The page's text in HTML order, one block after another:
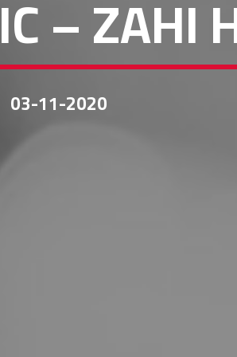
– ZAHI
03-11-2020